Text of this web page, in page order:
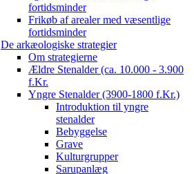
fortidsminder
Frikøb af arealer med væsentlige
fortidsminder
De arkæologiske strategier
Om strategierne
Ældre Stenalder (ca. 10.000 - 3.900
f.Kr.
Yngre Stenalder (3900-1800 f.Kr.)
Introduktion til yngre
stenalder
Bebyggelse
Grave
Kulturgrupper
Sarupanlæg